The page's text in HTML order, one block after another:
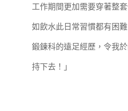
工作期間更加需要穿著整
如飲水此日常習慣都有困
鍛鍊科的遠足經歷，令我
持下去！」